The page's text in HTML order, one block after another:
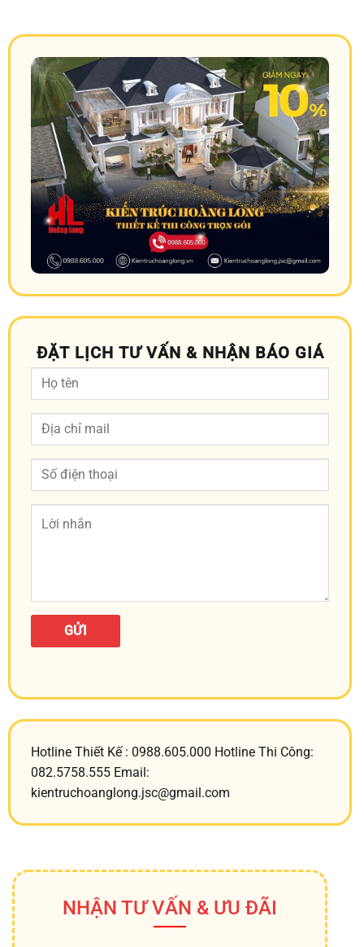
ĐẶT LỊCH TƯ VẤN & NHẬN BÁO GIÁ
Hotline Thiết Kế : 0988.605.000 Hotline Thi Công:
082.5758.555 Email:
kientruchoanglong.jsc@gmail.com
NHẬN TƯ VẤN & ƯU ĐÃI